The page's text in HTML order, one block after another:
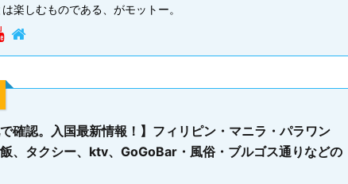
は楽しむものである、がモットー。
で確認。入国最新情報！】フィリピン・マニラ・パラワン
、タクシー、ktv、GoGoBar・風俗・ブルゴス通りなどの